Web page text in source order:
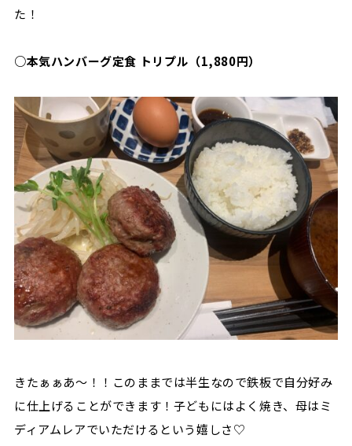
た！
○本気ハンバーグ定食 トリプル（1,880円）
きたぁぁあ〜！！このままでは半生なので鉄板で自分好み
に仕上げることができます！子どもにはよく焼き、母はミ
ディアムレアでいただけるという嬉しさ♡